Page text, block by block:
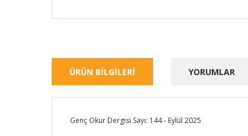
ÜRÜN BİLGİLERİ YORUMLAR
Genç Okur Dergisi Sayı: 144 - Eylül 2025